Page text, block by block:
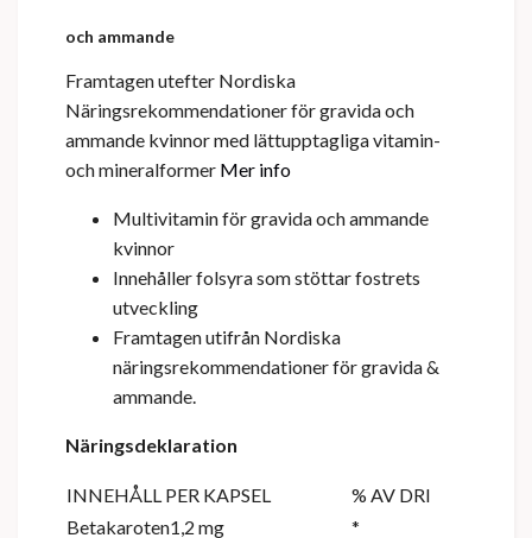
och ammande
Framtagen utefter Nordiska
Näringsrekommendationer för gravida och
ammande kvinnor med lättupptagliga vitamin-
och mineralformer Mer info
Multivitamin för gravida och ammande
kvinnor
Innehåller folsyra som stöttar fostrets
utveckling
Framtagen utifrån Nordiska
näringsrekommendationer för gravida &
ammande.
Näringsdeklaration
INNEHÅLL PER KAPSEL
% AV DRI
Betakaroten1,2 mg
*